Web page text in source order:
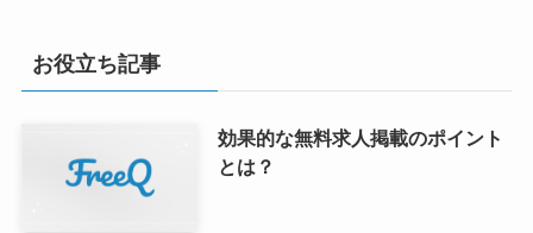
お役立ち記事
効果的な無料求人掲載のポイント
とは？